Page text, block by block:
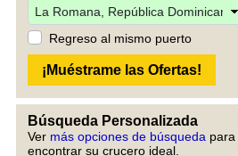
Regreso al mismo puerto
Búsqueda Personalizada
Ver más opciones de búsqueda para
encontrar su crucero ideal.